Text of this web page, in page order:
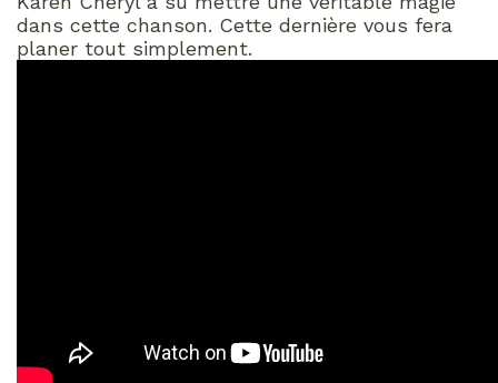
dans cette chanson. Cette dernière vous fera
planer tout simplement.